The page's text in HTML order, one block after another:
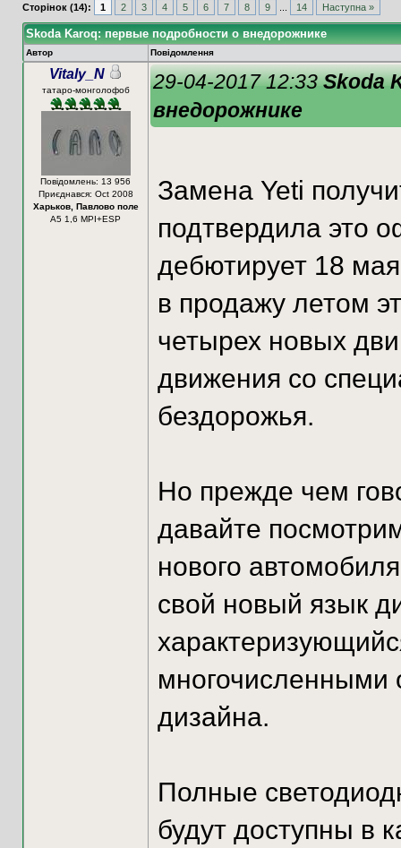
Сторінок (14): 1 2 3 4 5 6 7 8 9 14 Наступна »
Skoda Karoq: первые подробности о внедорожнике
Автор Повідомлення
Vitaly_N
татаро-монголофоб
Повідомлень: 13 956
Приєднався: Oct 2008
Харьков, Павлово поле
А5 1,6 MPI+ESP
29-04-2017 12:33Skoda
внедорожнике
Замена Yeti
подтвердила это
дебютирует 18
в продажу летом
четырех новых
движения со
бездорожья.
Но прежде чем
давайте
нового
свой новый язык
многочисленными
дизайна.
Полные
будут доступны в